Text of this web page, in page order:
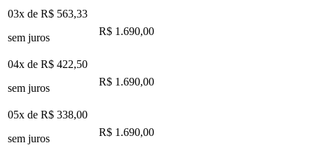
03x de R$ 563,33
sem juros
R$ 1.690,00
04x de R$ 422,50
sem juros
R$ 1.690,00
05x de R$ 338,00
sem juros
R$ 1.690,00